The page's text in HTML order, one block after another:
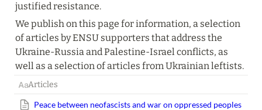
justified resistance.
We publish on this page for information, a selection
of articles by ENSU supporters that address the
Ukraine-Russia and Palestine-Israel conflicts, as
well as a selection of articles from Ukrainian leftists.
Articles
Peace between neofascists and war on oppressed peoples